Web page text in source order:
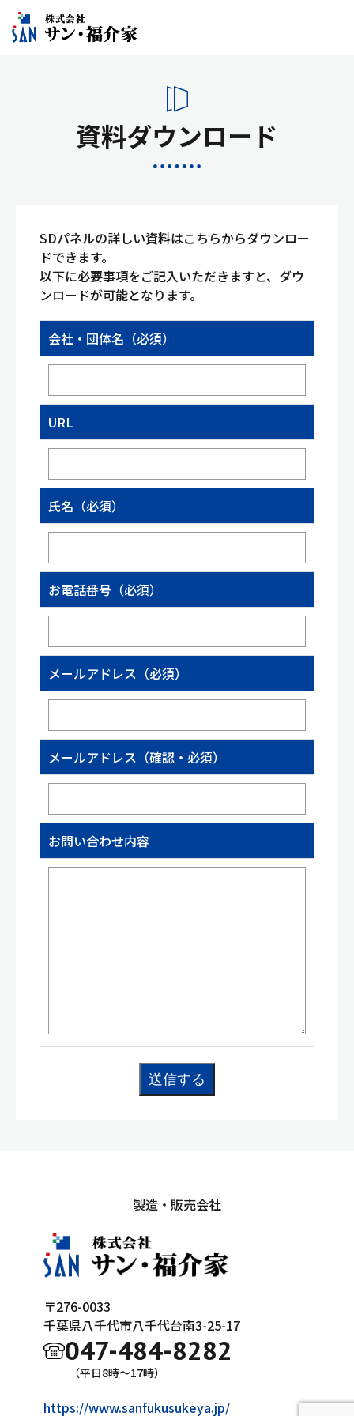
資料ダウンロード
SDパネルの詳しい資料はこちらからダウンロー
ドできます。
以下に必要事項をご記入いただきますと、ダウ
ンロードが可能となります。
会社・団体名（必須）
URL
氏名（必須）
お電話番号（必須）
メールアドレス（必須）
メールアドレス（確認・必須）
お問い合わせ内容
製造・販売会社
〒276-0033
千葉県八千代市八千代台南3-25-17
047-484-8282
（平日8時～17時）
https://www.sanfukusukeya.jp/